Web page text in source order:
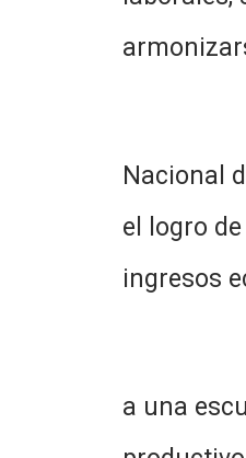
Que,
Nacional
el logro
ingresos
Que
a una